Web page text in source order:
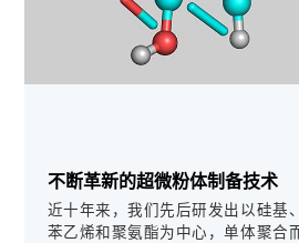
不断革新的超微粉体制备技术
近十年来，我们先后研发出以硅基
苯乙烯和聚氨酯为中心，单体聚合